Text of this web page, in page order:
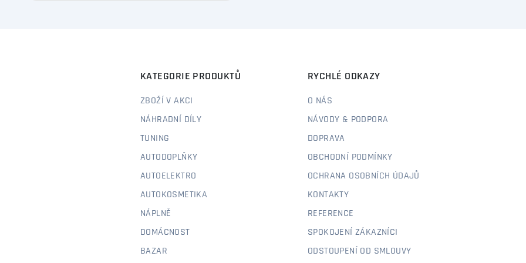
KATEGORIE PRODUKTŮ
ZBOŽÍ V AKCI
NÁHRADNÍ DÍLY
TUNING
AUTODOPLŇKY
AUTOELEKTRO
AUTOKOSMETIKA
NÁPLNĚ
DOMÁCNOST
BAZAR
RYCHLÉ ODKAZY
O NÁS
NÁVODY & PODPORA
DOPRAVA
OBCHODNÍ PODMÍNKY
OCHRANA OSOBNÍCH ÚDAJŮ
KONTAKTY
REFERENCE
SPOKOJENÍ ZÁKAZNÍCI
ODSTOUPENÍ OD SMLOUVY